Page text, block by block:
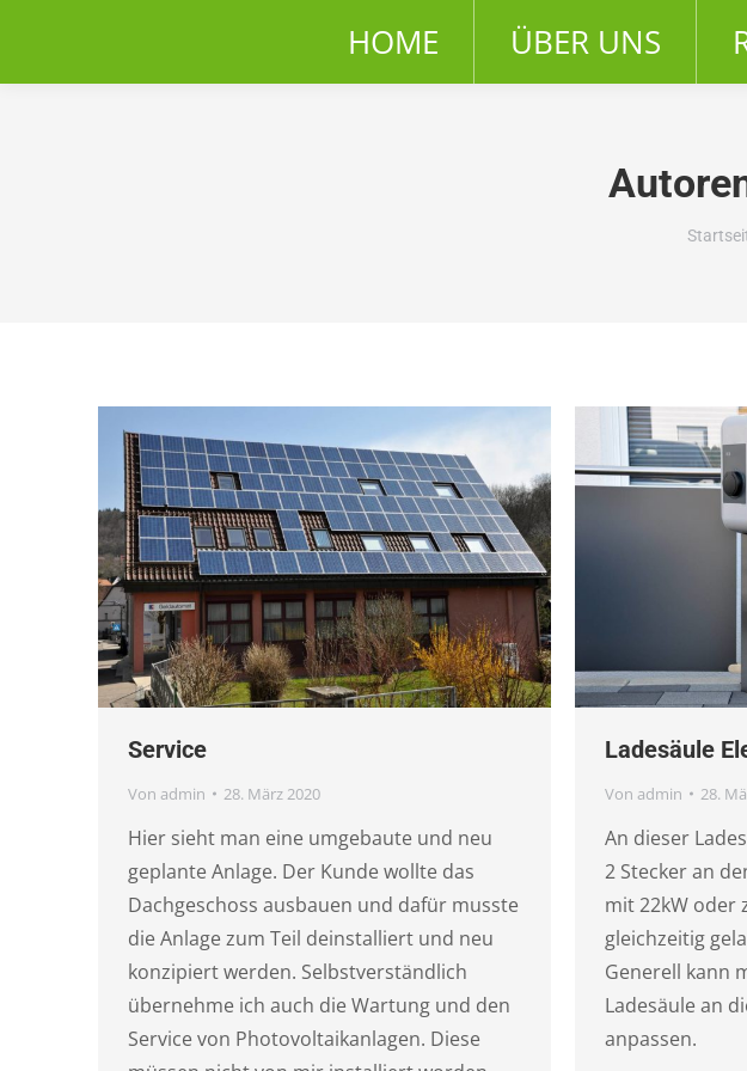
HOME ÜBER UNS
Du
Service
Von admin 28. März 2020
Hier sieht man eine umgebaute und neu
geplante Anlage. Der Kunde wollte das
Dachgeschoss ausbauen und dafür musste
die Anlage zum Teil deinstalliert und neu
konzipiert werden. Selbstverständlich
übernehme ich auch die Wartung und den
Service von Photovoltaikanlagen. Diese
Ladesäule
Von admin 28.
An dieser
2 Stecker an
mit 22kW oder
gleichzeitig
Generell kann
Ladesäule an
anpassen.